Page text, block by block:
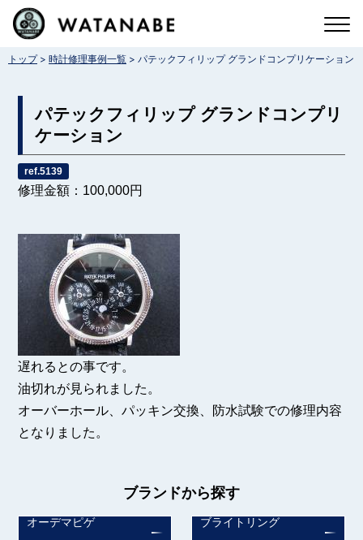
コ
テトップ> 時計修理事例一覧 > パテックフィリップ グランドコンプリケーション
パテックフィリップ グランドコンプリ
ケーション
ref.5139
修理金額：100,000円
遅れるとの事です。
油切れが見られました。
オーバーホール、パッキン交換、防水試験での修理内容
となりました。
ブランドから探す
オーデマピゲ ブライトリング